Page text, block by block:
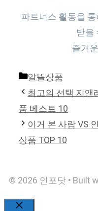
파트너스 활동을
받을
즐거
Categories
알뜰상품
최고의 선택 지앤
품 베스트 10
이거 본 사람 VS
상품 TOP 10
© 2026 인포닷• Built